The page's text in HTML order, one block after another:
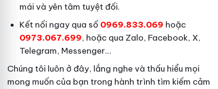
mái và yên tâm tuyệt đối.
Kết nối ngay qua số 0969.833.069 hoặc
0973.067.699, hoặc qua Zalo, Facebook, X,
Telegram, Messenger…
Chúng tôi luôn ở đây, lắng nghe và thấu hiểu mọi
mong muốn của bạn trong hành trình tìm kiếm cảm